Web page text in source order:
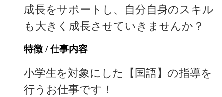
成長をサポートし、自分自身のスキル
も大きく成長させていきませんか？
特徴 / 仕事内容
小学生を対象にした【国語】の指導を
行うお仕事です！